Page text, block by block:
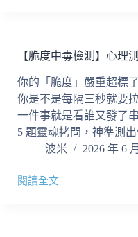
航
心
理
驗
【脆度中毒檢測】心理
你的「脆度」嚴重超標
你是不是每隔三秒就要
一件事就是看誰又發了
5 題靈魂拷問，神準測
波米
2026 年 6
閱讀全文
【脆